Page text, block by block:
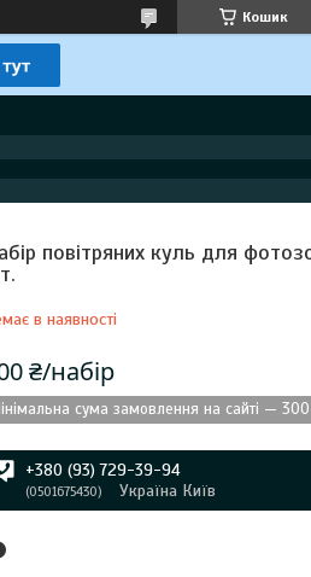
Кошик
повітряних куль для
в наявності
₴/набір
сума замовлення на сайті —
+380 (93) 729-39-94
0501675430 Україна Київ